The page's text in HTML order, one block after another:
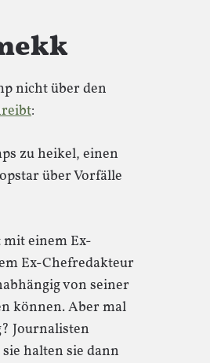
nicht über den
:
zu heikel, einen
über Vorfälle
einem Ex-
Ex-Chefredakteur
von seiner
können. Aber mal
Journalisten
halten sie dann